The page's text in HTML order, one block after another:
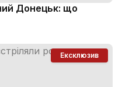
Донецьк: що
Ексклюзив